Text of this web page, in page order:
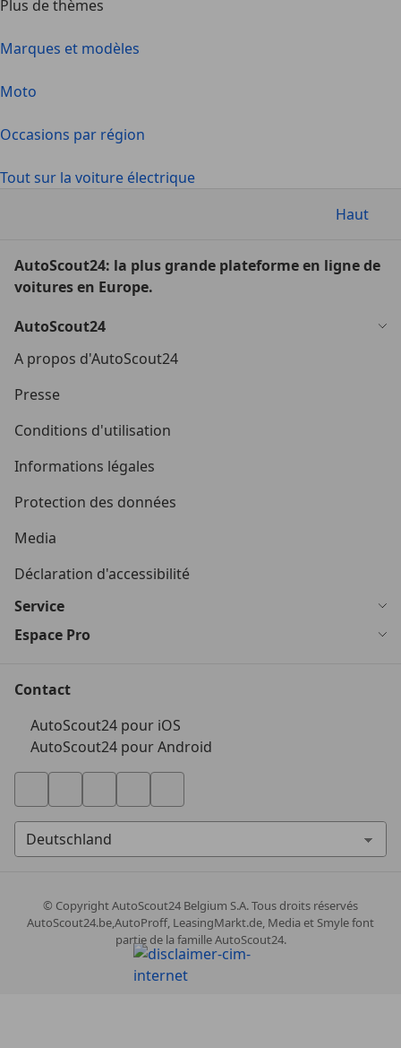
Plus de thèmes
Marques et modèles
Moto
Occasions par région
Tout sur la voiture électrique
Haut
AutoScout24: la plus grande plateforme en ligne de
voitures en Europe.
AutoScout24
A propos d'AutoScout24
Presse
Conditions d'utilisation
Informations légales
Protection des données
Media
Déclaration d'accessibilité
Service
Espace Pro
Contact
AutoScout24 pour iOS
AutoScout24 pour Android
© CopyrightAutoScout24 Belgium S.A. Tous droits réservés
AutoScout24.be,AutoProff, LeasingMarkt.de, Media et Smyle font
partie de la famille AutoScout24.